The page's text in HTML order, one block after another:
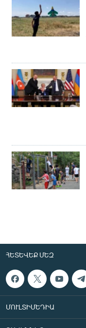
ՀԵՏԵՎԵՔ ՄԵԶ
ՄՈՒԼՏԻՄԵԴԻԱ